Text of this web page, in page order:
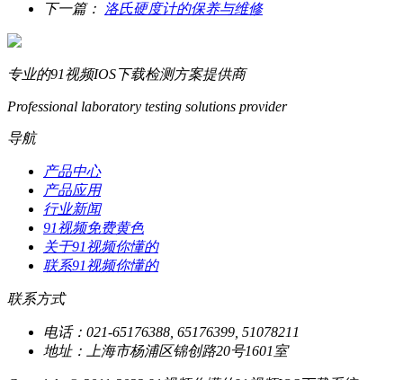
下一篇：
洛氏硬度计的保养与维修
专业的91视频IOS下载检测方案提供商
Professional laboratory testing solutions provider
导航
产品中心
产品应用
行业新闻
91视频免费黄色
关于91视频你懂的
联系91视频你懂的
联系方式
电话：021-65176388, 65176399, 51078211
地址：上海市杨浦区锦创路20号1601室